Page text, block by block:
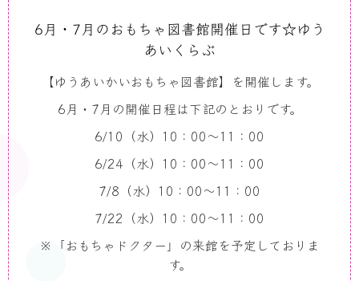
6月・7月のおもちゃ図書館開催日です☆ゆう
あいくらぶ
【ゆうあいかいおもちゃ図書館】を開催します。
6月・7月の開催日程は下記のとおりです。
6/10（水）10：00～11：00
6/24（水）10：00～11：00
7/8（水）10：00～11：00
7/22（水）10：00～11：00
※「おもちゃドクター」の来館を予定しておりま
す。